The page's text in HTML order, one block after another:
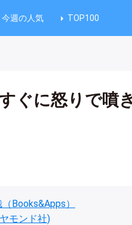
今週の人気 TOP100
ぐに怒りで噴
Books&Apps）
モンド社)